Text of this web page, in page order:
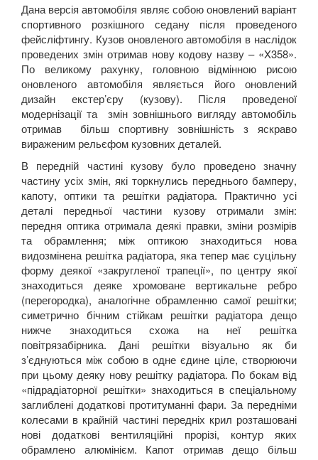
Дана версія автомобіля являє собою оновлений варіант
спортивного розкішного седану після проведеного
фейсліфтингу. Кузов оновленого автомобіля в наслідок
проведених змін отримав нову кодову назву – «X358».
По великому рахунку, головною відмінною рисою
оновленого автомобіля являється його оновлений
дизайн екстер’єру (кузову). Після проведеної
модернізації та змін зовнішнього вигляду автомобіль
отримав більш спортивну зовнішність з яскраво
вираженим рельєфом кузовних деталей.
В передній частині кузову було проведено значну
частину усіх змін, які торкнулись переднього бамперу,
капоту, оптики та решітки радіатора. Практично усі
деталі передньої частини кузову отримали змін:
передня оптика отримала деякі правки, зміни розмірів
та обрамлення; між оптикою знаходиться нова
видозмінена решітка радіатора, яка тепер має суцільну
форму деякої «закругленої трапеції», по центру якої
знаходиться деяке хромоване вертикальне ребро
(перегородка), аналогічне обрамленню самої решітки;
симетрично бічним стійкам решітки радіатора дещо
нижче знаходиться схожа на неї решітка
повітрязабірника. Дані решітки візуально як би
з’єднуються між собою в одне єдине ціле, створюючи
при цьому деяку нову решітку радіатора. По бокам від
«підрадіаторної решітки» знаходиться в спеціальному
заглиблені додаткові протитуманні фари. За передніми
колесами в крайній частині передніх крил розташовані
нові додаткові вентиляційні прорізі, контур яких
обрамлено алюмінієм. Капот отримав дещо більш